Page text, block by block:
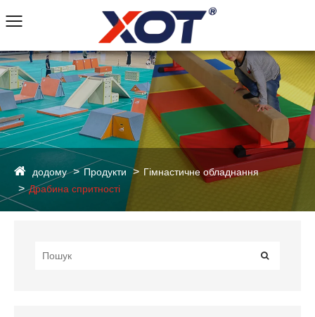
додому Продукти
Гімнастичне обладнання
Драбина спритності